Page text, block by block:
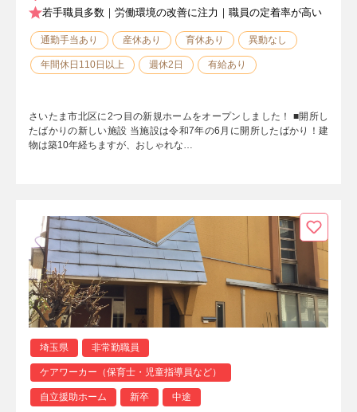
若手職員多数｜労働環境の改善に注力｜職員の定着率が高い
通勤手当あり 産休あり 育休あり 異動なし
年間休日110日以上 週休2日 有給あり
さいたま市北区に2つ目の新規ホームをオープンしました！ ■開所し
たばかりの新しい施設 当施設は令和7年の6月に開所したばかり！建
物は築10年経ちますが、おしゃれな…
埼玉県 非常勤職員
ケアワーカー（保育士・児童指導員など）
自立援助ホーム 新卒 中途